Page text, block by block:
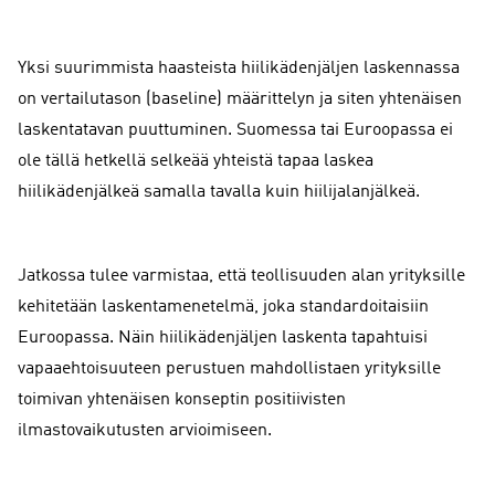
Yksi suurimmista haasteista hiilikädenjäljen laskennassa
on vertailutason (baseline) määrittelyn ja siten yhtenäisen
laskentatavan puuttuminen. Suomessa tai Euroopassa ei
ole tällä hetkellä selkeää yhteistä tapaa laskea
hiilikädenjälkeä samalla tavalla kuin hiilijalanjälkeä.
Jatkossa tulee varmistaa, että teollisuuden alan yrityksille
kehitetään laskentamenetelmä, joka standardoitaisiin
Euroopassa. Näin hiilikädenjäljen laskenta tapahtuisi
vapaaehtoisuuteen perustuen mahdollistaen yrityksille
toimivan yhtenäisen konseptin positiivisten
ilmastovaikutusten arvioimiseen.